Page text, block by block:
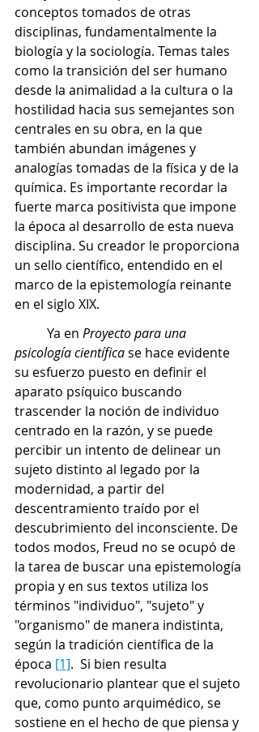
conceptos tomados de otras
disciplinas, fundamentalmente la
biología y la sociología. Temas tales
como la transición del ser humano
desde la animalidad a la cultura o la
hostilidad hacia sus semejantes son
centrales en su obra, en la que
también abundan imágenes y
analogías tomadas de la física y de la
química. Es importante recordar la
fuerte marca positivista que impone
la época al desarrollo de esta nueva
disciplina. Su creador le proporciona
un sello científico, entendido en el
marco de la epistemología reinante
en el siglo XIX.
	Ya en
Proyecto para una
psicología científica se hace evidente
su esfuerzo puesto en definir el
aparato psíquico buscando
trascender la noción de individuo
centrado en la razón, y se puede
percibir un intento de delinear un
sujeto distinto al legado por la
modernidad, a partir del
descentramiento traído por el
descubrimiento del inconsciente. De
todos modos, Freud no se ocupó de
la tarea de buscar una epistemología
propia y en sus textos utiliza los
términos "individuo", "sujeto" y
"organismo" de manera indistinta,
según la tradición científica de la
época [1].  Si bien resulta
revolucionario plantear que el sujeto
que, como punto arquimédico, se
sostiene en el hecho de que piensa y